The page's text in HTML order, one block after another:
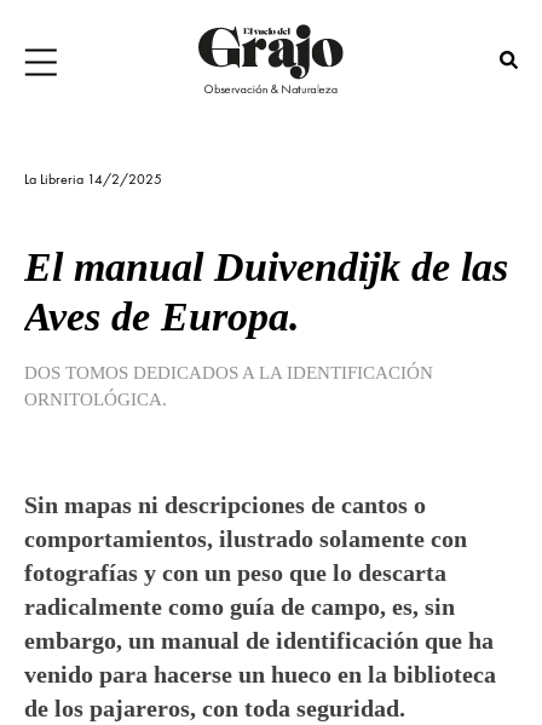
La Libreria 14/2/2025
El manual Duivendijk de las
Aves de Europa.
DOS TOMOS DEDICADOS A LA IDENTIFICACIÓN
ORNITOLÓGICA.
Sin mapas ni descripciones de cantos o
comportamientos, ilustrado solamente con
fotografías y con un peso que lo descarta
radicalmente como guía de campo, es, sin
embargo, un manual de identificación que ha
venido para hacerse un hueco en la biblioteca
de los pajareros, con toda seguridad.